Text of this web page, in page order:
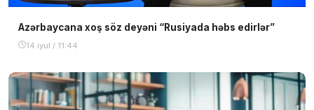
Azərbaycana xoş söz deyəni “Rusiyada həbs edirlər”
14 iyul / 11:44